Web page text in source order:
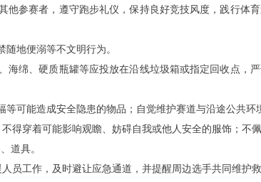
他参赛者，遵守跑步礼仪，保持良好竞技风度，践行体
地便溺等不文明行为。
海绵、硬质瓶罐等应投放在沿线垃圾箱或指定回收点，
可能造成安全隐患的物品；自觉维护赛道与沿途公共环
得穿着可能影响观瞻、妨碍自我或他人安全的服饰；不
道具。
员工作，及时避让应急通道，并提醒周边选手共同维护